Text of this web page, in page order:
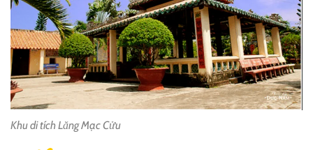
Khu di tích Lăng Mạc Cửu